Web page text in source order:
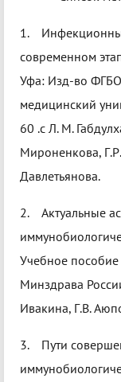
1.
современном
Уфа: Изд-во
медицинский
60 .с Л. М.
Мироненкова,
Давлетьянова.
2. Актуальные
Учебное
Минздрава
Ивакина, Г.В.
3. Пути